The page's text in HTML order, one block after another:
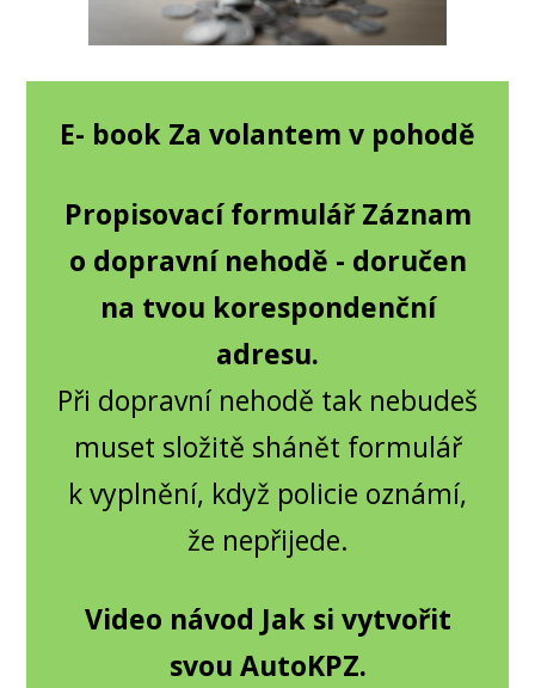
E- book Za volantem v pohodě
Propisovací formulář Záznam
o dopravní nehodě - doručen
na tvou korespondenční
adresu.
Při dopravní nehodě tak nebudeš
muset složitě shánět formulář
k vyplnění, když policie oznámí,
že nepřijede.
Video návod Jak si vytvořit
svou AutoKPZ.